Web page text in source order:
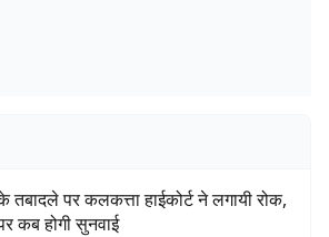
तबादले पर कलकत्ता हाईकोर्ट ने लगायी रोक,
कब होगी सुनवाई